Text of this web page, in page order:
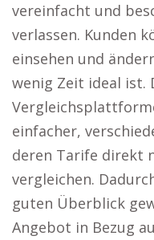
vereinfacht und
verlassen. Kunden
einsehen und
wenig Zeit ideal ist.
einfacher,
deren Tarife direkt
vergleichen.
guten Überblick
Angebot in Bezug